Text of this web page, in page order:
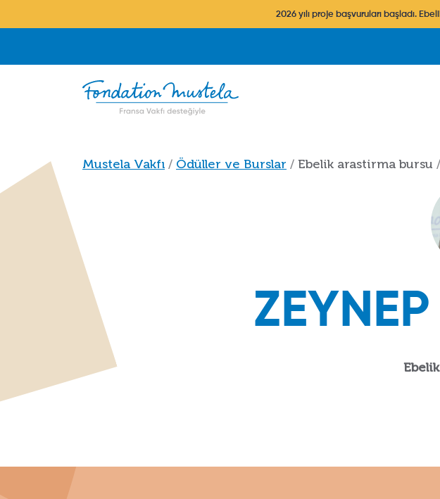
2026 yılı proje başvuruları başladı.
Sayfa yolu
Mustela Vakfı Ödüller ve Burslar Ebelik arastirma bursu